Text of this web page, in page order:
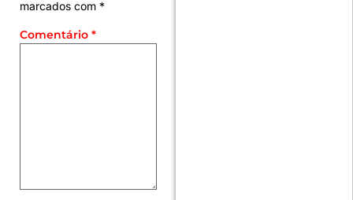
marcados com *
Comentário *